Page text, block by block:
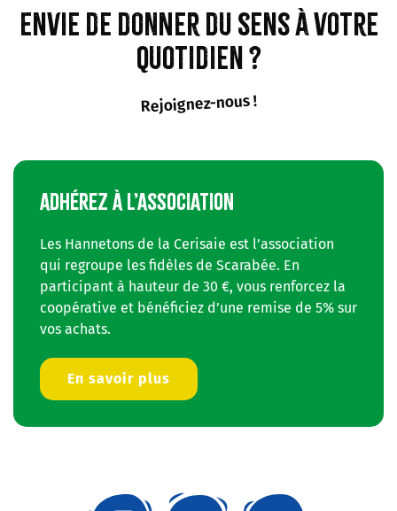
Envie de donner du sens à votre
quotidien ?
Rejoignez-nous !
ADHÉREZ À L’ASSOCIATION
Les Hannetons de la Cerisaie est l’association
qui regroupe les fidèles de Scarabée. En
participant à hauteur de 30 €, vous renforcez la
coopérative et bénéficiez d’une remise de 5% sur
vos achats.
En savoir plus